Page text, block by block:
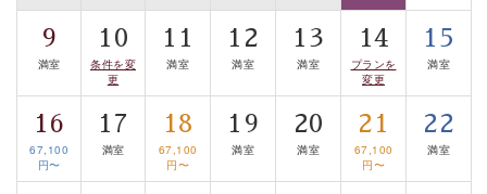
るご入浴をお愉しみください。
■お座敷風呂（大浴場）
温泉の成分に合わせ、防菌防カビの特殊素材の畳を使
用。 足元が柔らかく、そして滑りにくい畳のお風呂で
す。
※男性大浴場までのご移動には階段がございます。 予め
ご了承のほどお願いいたします。
9
満室
10
条件を変
更
11
満室
12
満室
13
満室
14
プランを
変更
15
満室
16
67,100
円〜
17
満室
18
67,100
円〜
19
満室
20
満室
21
67,100
円〜
22
満室